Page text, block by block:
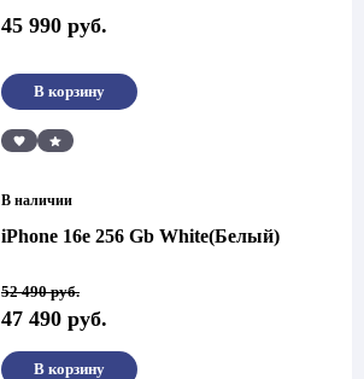
45 990 руб.
Сравнить
В корзину
В наличии
iPhone 16e 256 Gb White(Белый)
52 490руб.
Первоначальная
цена
составляла
490 руб..
47 490 руб.
Текущая
цена:
47
В корзину